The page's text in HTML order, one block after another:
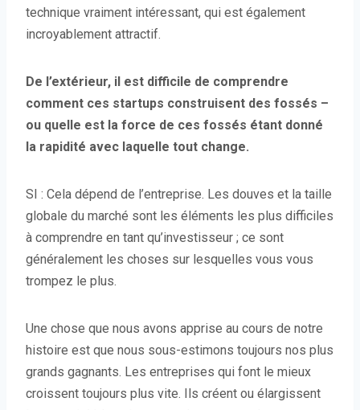
technique vraiment intéressant, qui est également
incroyablement attractif.
De l’extérieur, il est difficile de comprendre
comment ces startups construisent des fossés –
ou quelle est la force de ces fossés étant donné
la rapidité avec laquelle tout change.
SI : Cela dépend de l’entreprise. Les douves et la taille
globale du marché sont les éléments les plus difficiles
à comprendre en tant qu’investisseur ; ce sont
généralement les choses sur lesquelles vous vous
trompez le plus.
Une chose que nous avons apprise au cours de notre
histoire est que nous sous-estimons toujours nos plus
grands gagnants. Les entreprises qui font le mieux
croissent toujours plus vite. Ils créent ou élargissent